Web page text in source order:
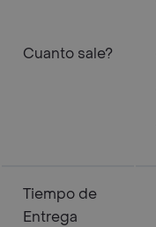
Cuanto sale?
Tiempo de
Entrega